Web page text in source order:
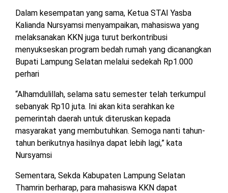
Dalam kesempatan yang sama, Ketua STAI Yasba
Kalianda Nursyamsi menyampaikan, mahasiswa yang
melaksanakan KKN juga turut berkontribusi
menyukseskan program bedah rumah yang dicanangkan
Bupati Lampung Selatan melalui sedekah Rp1.000
perhari
“Alhamdulillah, selama satu semester telah terkumpul
sebanyak Rp10 juta. Ini akan kita serahkan ke
pemerintah daerah untuk diteruskan kepada
masyarakat yang membutuhkan. Semoga nanti tahun-
tahun berikutnya hasilnya dapat lebih lagi,” kata
Nursyamsi
Sementara, Sekda Kabupaten Lampung Selatan
Thamrin berharap, para mahasiswa KKN dapat